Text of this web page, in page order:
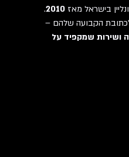
בישראל מאז2010
.
הקבועה שלהם –
ושירות שמקפיד על